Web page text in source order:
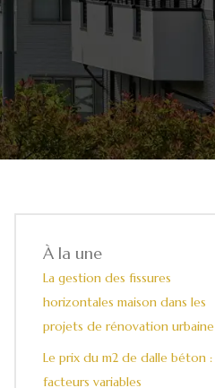
À la une
La gestion des fissures
horizontales maison dans les
projets de rénovation urbaine
Le prix du m2 de dalle béton :
facteurs variables